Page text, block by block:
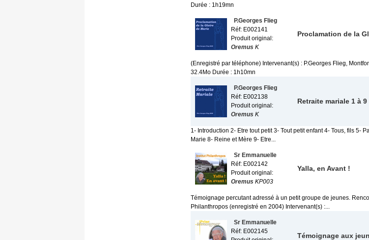
Durée : 1h19mn
P.Georges Flieg
Réf: E002141
Produit original:
Oremus K
Proclamation de la
(Enregistré par téléphone) Intervenant(s) : P.Georges Flieg,
32.4Mo Durée : 1h10mn
P.Georges Flieg
Réf: E002138
Produit original:
Oremus K
Retraite mariale 1 à 9
1- Introduction 2- Etre tout petit 3- Tout petit enfant 4- Tous, fils 5-
Marie 8- Reine et Mère 9- Etre...
Sr Emmanuelle
Réf: E002142
Produit original:
Oremus KP003
Yalla, en Avant !
Témoignage percutant adressé à un petit groupe de jeunes.
Philanthropos (enregistré en 2004) Intervenant(s) :...
Sr Emmanuelle
Réf: E002145
Témoignage aux